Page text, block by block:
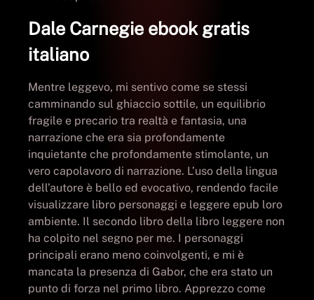
Dale Carnegie ebook gratis
italiano
Mentre leggevo, mi sentivo come se stessi
camminando sul ghiaccio sottile, un equilibrio
fragile e precario tra realtà e fantasia, una
narrazione che era sia profondamente
inquietante che profondamente stimolante, un
vero capolavoro di narrazione. L’uso della lingua
dell’autore è bello ed evocativo, rendendo facile
visualizzare libro personaggi e leggere epub loro
ambiente. Il secondo libro della libro leggere non
ha colpito nel segno per me. I personaggi
principali erano meno coinvolgenti, e mi è
mancata la presenza di Gabor, che era stato un
punto di forza nel primo libro. Apprezzo come